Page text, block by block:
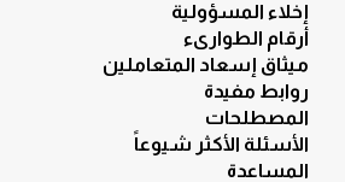
إخلاء المسؤولية
أرقام الطوارىء
ميثاق إسعاد المتعاملين
روابط مفيدة
المصطلحات
الأسئلة الأكثر شيوعاً
المساعدة